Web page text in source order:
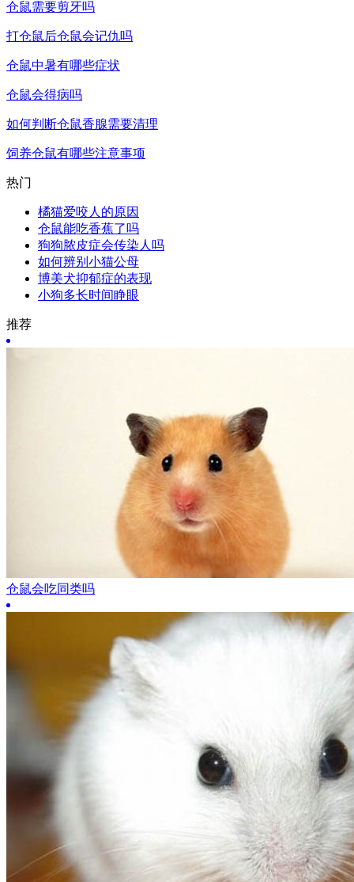
仓鼠需要剪牙吗
打仓鼠后仓鼠会记仇吗
仓鼠中暑有哪些症状
仓鼠会得病吗
如何判断仓鼠香腺需要清理
饲养仓鼠有哪些注意事项
热门
橘猫爱咬人的原因
仓鼠能吃香蕉了吗
狗狗脓皮症会传染人吗
如何辨别小猫公母
博美犬抑郁症的表现
小狗多长时间睁眼
推荐
仓鼠会吃同类吗